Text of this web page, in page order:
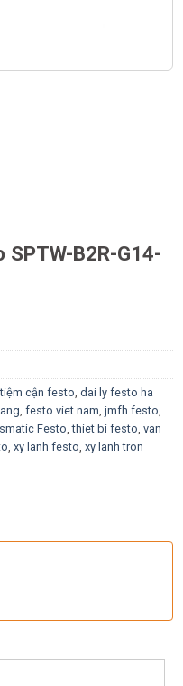
B2R-G14-
cận festo, dai ly festo ha
, festo viet nam, jmfh festo,
Festo,thiet bi festo, van
, xy lanh festo, xy lanh tron